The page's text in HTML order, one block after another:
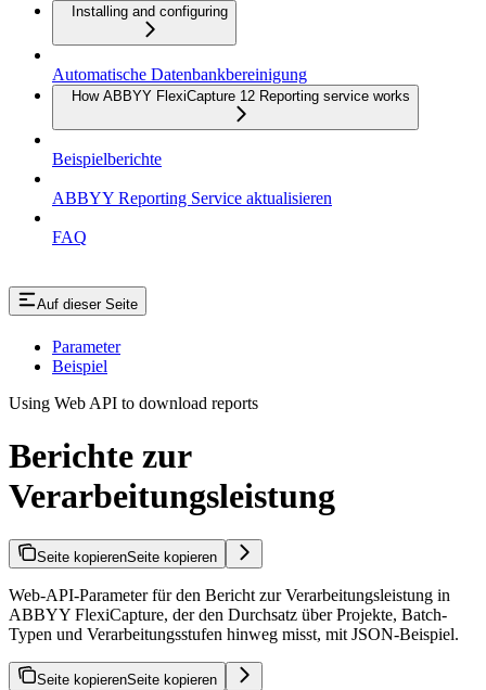
Installing and configuring
Automatische Datenbankbereinigung
How ABBYY FlexiCapture 12 Reporting service works
Beispielberichte
ABBYY Reporting Service aktualisieren
FAQ
Auf dieser Seite
Parameter
Beispiel
Using Web API to download reports
Berichte zur
Verarbeitungsleistung
Seite kopierenSeite kopieren
Web-API-Parameter für den Bericht zur Verarbeitungsleistung in
ABBYY FlexiCapture, der den Durchsatz über Projekte, Batch-
Typen und Verarbeitungsstufen hinweg misst, mit JSON-Beispiel.
Seite kopierenSeite kopieren